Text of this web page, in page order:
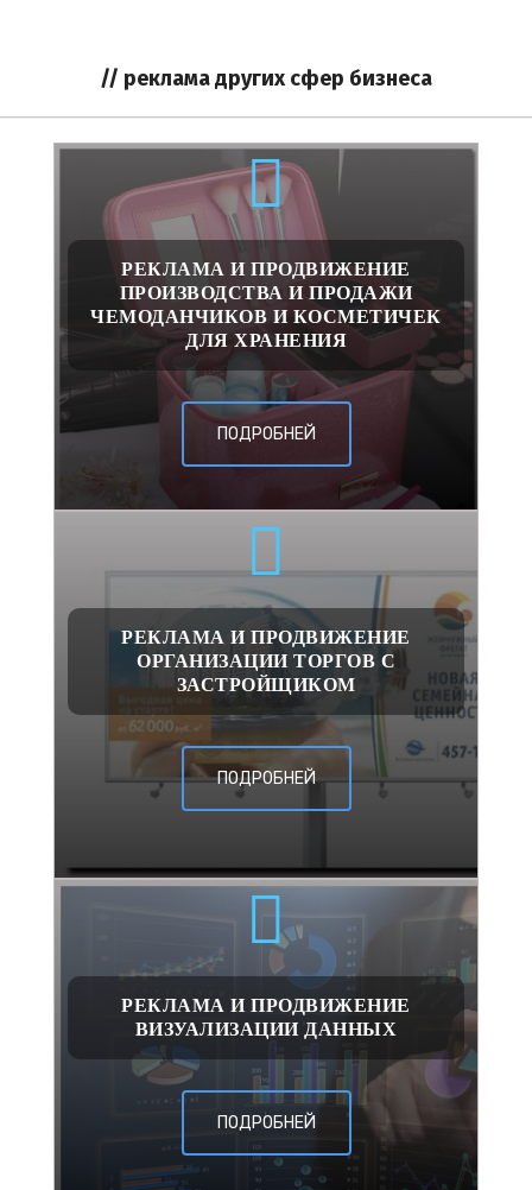
// реклама других сфер бизнеса
РЕКЛАМА И ПРОДВИЖЕНИЕ
ПРОИЗВОДСТВА И ПРОДАЖИ
ЧЕМОДАНЧИКОВ И КОСМЕТИЧЕК
ДЛЯ ХРАНЕНИЯ
ПОДРОБНЕЙ
РЕКЛАМА И ПРОДВИЖЕНИЕ
ОРГАНИЗАЦИИ ТОРГОВ С
ЗАСТРОЙЩИКОМ
ПОДРОБНЕЙ
РЕКЛАМА И ПРОДВИЖЕНИЕ
ВИЗУАЛИЗАЦИИ ДАННЫХ
ПОДРОБНЕЙ